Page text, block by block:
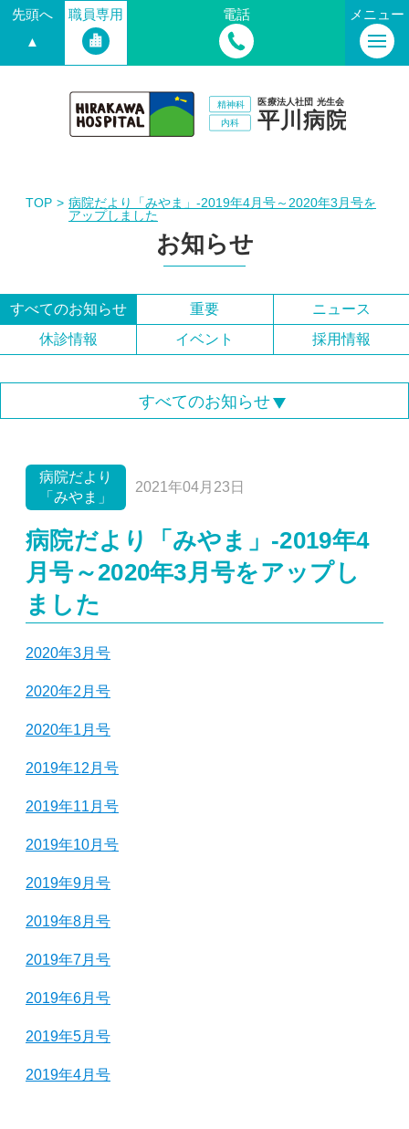
先頭へ
▲
職員専用 電話 メニュー
TOP
病院だより「みやま」-2019年4月号～2020年3月号を
アップしました
お知らせ
すべてのお知らせ 重要
ニュース
休診情報
イベント 採用情報
すべてのお知らせ
病院だより
「みやま」
2021年04月23日
病院だより「みやま」-2019年4
月号～2020年3月号をアップし
ました
2020年3月号
2020年2月号
2020年1月号
2019年12月号
2019年11月号
2019年10月号
2019年9月号
2019年8月号
2019年7月号
2019年6月号
2019年5月号
2019年4月号